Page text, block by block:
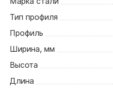
Тип профиля
Профиль
Ширина, мм
Высота
Длина